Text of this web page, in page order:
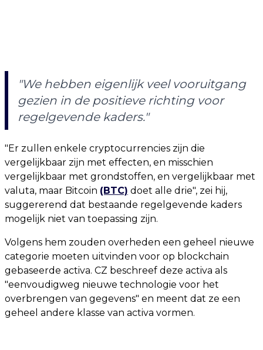
"We hebben eigenlijk veel vooruitgang
gezien in de positieve richting voor
regelgevende kaders."
"Er zullen enkele cryptocurrencies zijn die
vergelijkbaar zijn met effecten, en misschien
vergelijkbaar met grondstoffen, en vergelijkbaar met
valuta, maar Bitcoin (BTC) doet alle drie", zei hij,
suggererend dat bestaande regelgevende kaders
mogelijk niet van toepassing zijn.
Volgens hem zouden overheden een geheel nieuwe
categorie moeten uitvinden voor op blockchain
gebaseerde activa. CZ beschreef deze activa als
"eenvoudigweg nieuwe technologie voor het
overbrengen van gegevens" en meent dat ze een
geheel andere klasse van activa vormen.